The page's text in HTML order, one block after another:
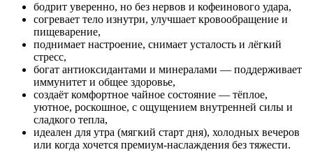
бодрит уверенно, но без нервов и кофеинового удара,
согревает тело изнутри, улучшает кровообращение и
пищеварение,
поднимает настроение, снимает усталость и лёгкий
стресс,
богат антиоксидантами и минералами — поддерживает
иммунитет и общее здоровье,
создаёт комфортное чайное состояние — тёплое,
уютное, роскошное, с ощущением внутренней силы и
сладкого тепла,
идеален для утра (мягкий старт дня), холодных вечеров
или когда хочется премиум-наслаждения без тяжести.